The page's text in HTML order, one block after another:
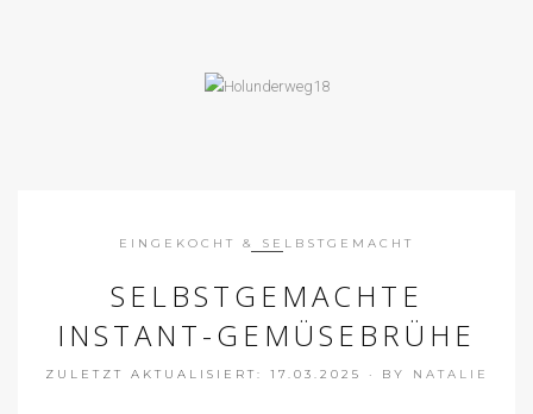
EINGEKOCHT & SELBSTGEMACHT
SELBSTGEMACHTE
INSTANT-GEMÜSEBRÜHE
ZULETZT AKTUALISIERT: 17.03.2025 · BY NATALIE